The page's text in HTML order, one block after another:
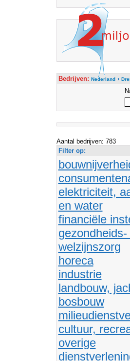
Bedrijven: Nederland›
Aantal bedrijven: 783
Filter op:
elektriciteit,
en water
financiële
gezondheids-
welzijnszorg
horeca
industrie
landbouw,
bosbouw
cultuur,
overige